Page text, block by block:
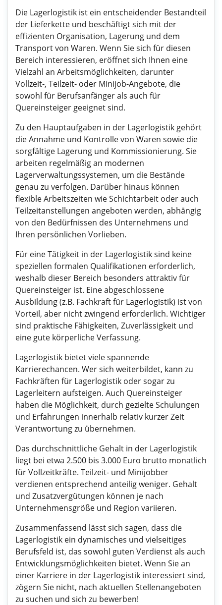
Die Lagerlogistik ist ein entscheidender Bestandteil
der Lieferkette und beschäftigt sich mit der
effizienten Organisation, Lagerung und dem
Transport von Waren. Wenn Sie sich für diesen
Bereich interessieren, eröffnet sich Ihnen eine
Vielzahl an Arbeitsmöglichkeiten, darunter
Vollzeit-, Teilzeit- oder Minijob-Angebote, die
sowohl für Berufsanfänger als auch für
Quereinsteiger geeignet sind.
Zu den Hauptaufgaben in der Lagerlogistik gehört
die Annahme und Kontrolle von Waren sowie die
sorgfältige Lagerung und Kommissionierung. Sie
arbeiten regelmäßig an modernen
Lagerverwaltungssystemen, um die Bestände
genau zu verfolgen. Darüber hinaus können
flexible Arbeitszeiten wie Schichtarbeit oder auch
Teilzeitanstellungen angeboten werden, abhängig
von den Bedürfnissen des Unternehmens und
Ihren persönlichen Vorlieben.
Für eine Tätigkeit in der Lagerlogistik sind keine
speziellen formalen Qualifikationen erforderlich,
weshalb dieser Bereich besonders attraktiv für
Quereinsteiger ist. Eine abgeschlossene
Ausbildung (z.B. Fachkraft für Lagerlogistik) ist von
Vorteil, aber nicht zwingend erforderlich. Wichtiger
sind praktische Fähigkeiten, Zuverlässigkeit und
eine gute körperliche Verfassung.
Lagerlogistik bietet viele spannende
Karrierechancen. Wer sich weiterbildet, kann zu
Fachkräften für Lagerlogistik oder sogar zu
Lagerleitern aufsteigen. Auch Quereinsteiger
haben die Möglichkeit, durch gezielte Schulungen
und Erfahrungen innerhalb relativ kurzer Zeit
Verantwortung zu übernehmen.
Das durchschnittliche Gehalt in der Lagerlogistik
liegt bei etwa 2.500 bis 3.000 Euro brutto monatlich
für Vollzeitkräfte. Teilzeit- und Minijobber
verdienen entsprechend anteilig weniger. Gehalt
und Zusatzvergütungen können je nach
Unternehmensgröße und Region variieren.
Zusammenfassend lässt sich sagen, dass die
Lagerlogistik ein dynamisches und vielseitiges
Berufsfeld ist, das sowohl guten Verdienst als auch
Entwicklungsmöglichkeiten bietet. Wenn Sie an
einer Karriere in der Lagerlogistik interessiert sind,
zögern Sie nicht, nach aktuellen Stellenangeboten
zu suchen und sich zu bewerben!